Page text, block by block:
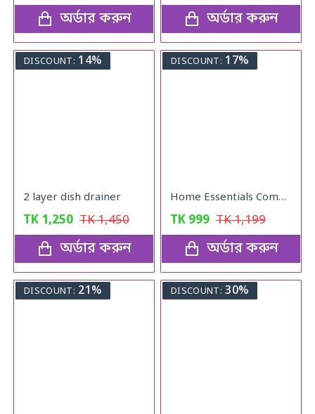
অর্ডার করুন অর্ডার করুন
DISCOUNT: 14%
2 layer dish drainer
TK 1,250 TK1,450
অর্ডার করুন
DISCOUNT: 17%
Home Essentials Combo Pack
TK 999 TK1,199
অর্ডার করুন
DISCOUNT: 21% DISCOUNT: 30%